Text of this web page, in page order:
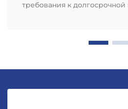
требования к долгосрочной